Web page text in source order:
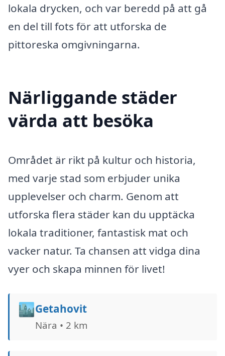
lokala drycken, och var beredd på att gå
en del till fots för att utforska de
pittoreska omgivningarna.
Närliggande städer
värda att besöka
Området är rikt på kultur och historia,
med varje stad som erbjuder unika
upplevelser och charm. Genom att
utforska flera städer kan du upptäcka
lokala traditioner, fantastisk mat och
vacker natur. Ta chansen att vidga dina
vyer och skapa minnen för livet!
🏙️Getahovit
Nära • 2 km